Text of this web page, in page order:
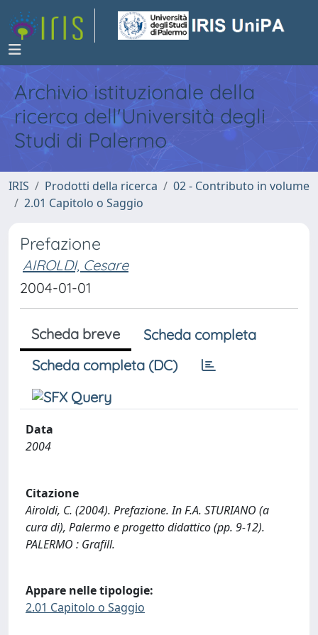
Archivio istituzionale della
ricerca dell'Università degli
Studi di Palermo
IRIS Prodotti della ricerca
02 - Contributo in volume
2.01 Capitolo o Saggio
Prefazione
AIROLDI, Cesare
2004-01-01
Scheda breve
Scheda completa
Scheda completa (DC)
Data
2004
Citazione
Airoldi, C. (2004). Prefazione. In F.A. STURIANO (a
cura di), Palermo e progetto didattico (pp. 9-12).
PALERMO : Grafill.
Appare nelle tipologie:
2.01 Capitolo o Saggio